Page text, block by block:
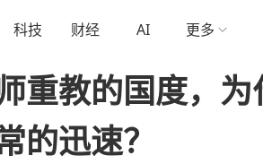
科技 财经 AI 更多
重教的国度，
的迅速？